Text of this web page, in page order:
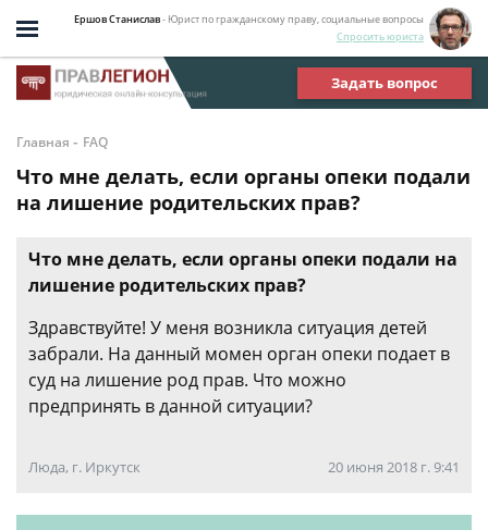
Ершов Станислав- Юрист по гражданскому праву, социальные вопросы
Спросить юриста
Задать вопрос
Главная - FAQ
Что мне делать, если органы опеки подали
на лишение родительских прав?
Что мне делать, если органы опеки подали на
лишение родительских прав?
Здравствуйте! У меня возникла ситуация детей
забрали. На данный момен орган опеки подает в
суд на лишение род прав. Что можно
предпринять в данной ситуации?
Люда, г. Иркутск 20 июня 2018 г. 9:41